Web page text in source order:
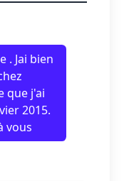
. Jai bien
que j'ai
2015.
vous